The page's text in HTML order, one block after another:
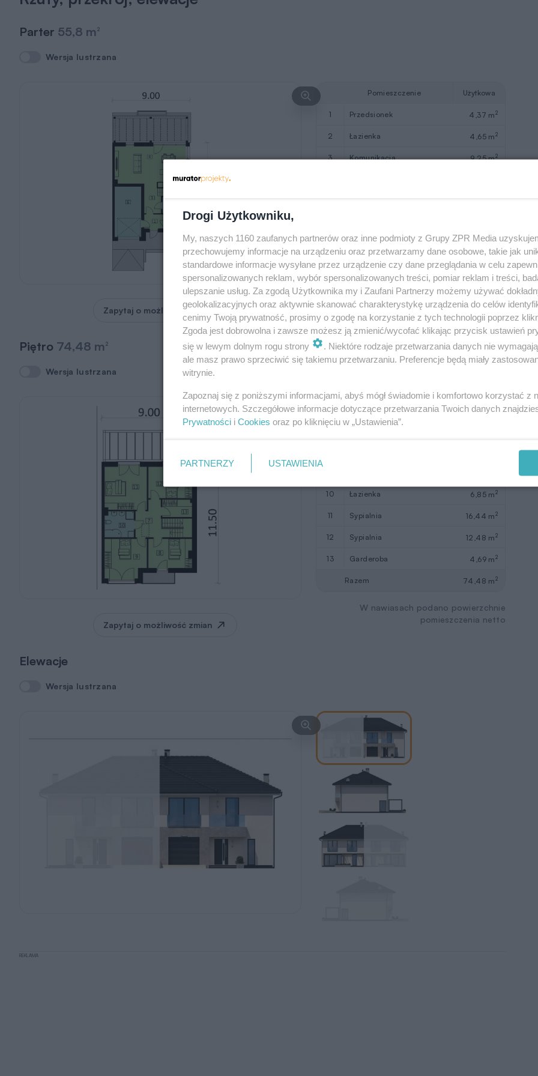
Parter 55,8 m 2
Wersja lustrzana
Wersja lustrzana
Zapytaj o możliwość zmian
Pomieszczenie Użytkowa
1 przedsionek 4,37 m2
2 łazienka 4,65 m2
3 komunikacja 9,25 m2
6 garaż 2
W nawiasach podano powierzchnie
pomieszczenia netto
Piętro 74,48 m 2
Wersja lustrzana
Wersja lustrzana
Zapytaj o możliwość zmian
Pomieszczenie Użytkowa
7 komunikacja
10 łazienka 6,85 m2
11 sypialnia 16,44 m2
12 sypialnia 12,48 m2
13 garderoba 4,69 m2
Razem 74,48 m2
W nawiasach podano powierzchnie
pomieszczenia netto
Elewacje
Wersja lustrzana
Wersja lustrzana
REKLAMA
Drogi Użytkowniku,
My, naszych 1160 zaufanych partnerów oraz inne podmioty z Grupy ZPR Media
przechowujemy informacje na urządzeniu oraz przetwarzamy dane osobowe, takie jak
standardowe informacje wysyłane przez urządzenie czy dane przeglądania w celu
spersonalizowanych reklam, wybór spersonalizowanych treści, pomiar reklam i treści,
ulepszanie usług. Za zgodą Użytkownika my i Zaufani Partnerzy możemy używać
geolokalizacyjnych oraz aktywnie skanować charakterystykę urządzenia do celów
cenimy Twoją prywatność, prosimy o zgodę na korzystanie z tych technologii poprzez
Zgoda jest dobrowolna i zawsze możesz ją zmienić/wycofać klikając przycisk ustawień
się w lewym dolnym rogu strony
. Niektóre rodzaje przetwarzania danych nie
ale masz prawo sprzeciwić się takiemu przetwarzaniu. Preferencje będą miały
witrynie.
Zapoznaj się z poniższymi informacjami, abyś mógł świadomie i komfortowo korzystać z
internetowych. Szczegółowe informacje dotyczące przetwarzania Twoich danych
Prywatności i Cookies oraz po kliknięciu w „Ustawienia”.
PARTNERZY USTAWIENIA